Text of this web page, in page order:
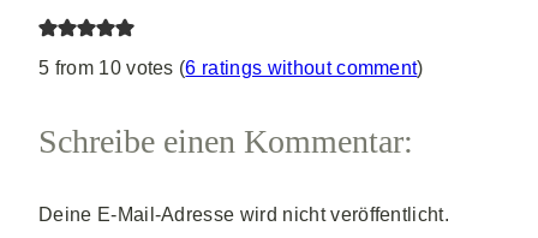
5 from 10 votes (6 ratings without comment)
Schreibe einen Kommentar:
Deine E-Mail-Adresse wird nicht veröffentlicht.